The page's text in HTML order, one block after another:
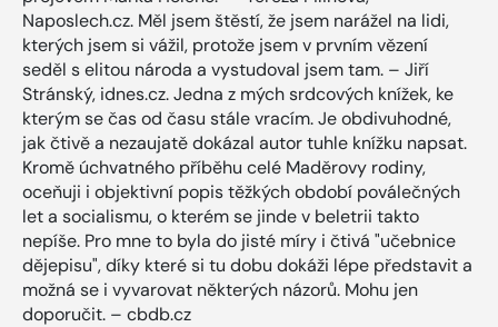
Naposlech.cz. Měl jsem štěstí, že jsem narážel na lidi,
kterých jsem si vážil, protože jsem v prvním vězení
seděl s elitou národa a vystudoval jsem tam. – Jiří
Stránský, idnes.cz. Jedna z mých srdcových knížek, ke
kterým se čas od času stále vracím. Je obdivuhodné,
jak čtivě a nezaujatě dokázal autor tuhle knížku napsat.
Kromě úchvatného příběhu celé Maděrovy rodiny,
oceňuji i objektivní popis těžkých období poválečných
let a socialismu, o kterém se jinde v beletrii takto
nepíše. Pro mne to byla do jisté míry i čtivá "učebnice
dějepisu", díky které si tu dobu dokáži lépe představit a
možná se i vyvarovat některých názorů. Mohu jen
doporučit. – cbdb.cz